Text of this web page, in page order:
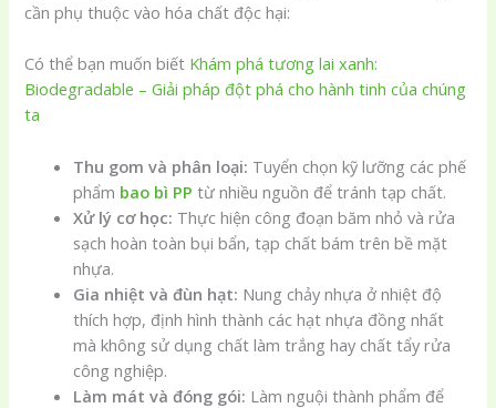
cần phụ thuộc vào hóa chất độc hại:
Có thể bạn muốn biết Khám phá tương lai xanh:
Biodegradable – Giải pháp đột phá cho hành tinh của chúng
ta
Thu gom và phân loại: Tuyển chọn kỹ lưỡng các phế
phẩm bao bì PP từ nhiều nguồn để tránh tạp chất.
Xử lý cơ học: Thực hiện công đoạn băm nhỏ và rửa
sạch hoàn toàn bụi bẩn, tạp chất bám trên bề mặt
nhựa.
Gia nhiệt và đùn hạt: Nung chảy nhựa ở nhiệt độ
thích hợp, định hình thành các hạt nhựa đồng nhất
mà không sử dụng chất làm trắng hay chất tẩy rửa
công nghiệp.
Làm mát và đóng gói: Làm nguội thành phẩm để